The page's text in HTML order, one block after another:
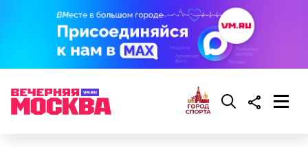
в доме престарелых только в возрасте 111 лет,
когда у нее появилась слабость и ухудшилось
зрение. В последние годы жизни у нее появились
проблемы с сердцем.